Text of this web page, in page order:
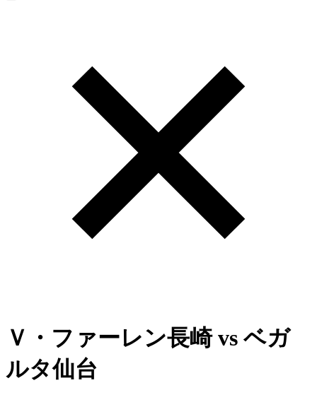
Ｖ・ファーレン長崎vs ベガ
ルタ仙台